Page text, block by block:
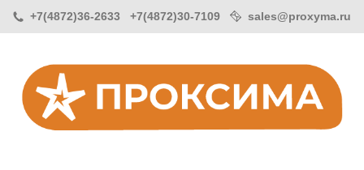
+7(4872)36-2633 +7(4872)30-7109 sales@proxyma.ru